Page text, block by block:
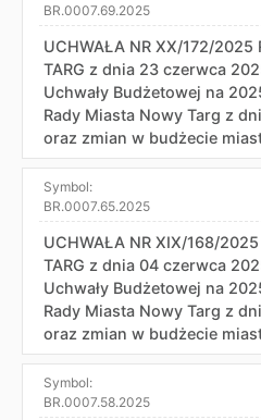
BR.0007.69.2025
UCHWAŁA NR XX/172/2025
TARG z dnia 23 czerwca
Uchwały Budżetowej na
Rady Miasta Nowy Targ z
oraz zmian w budżecie
Symbol:
BR.0007.65.2025
UCHWAŁA NR XIX/168/
TARG z dnia 04 czerwca
Uchwały Budżetowej na
Rady Miasta Nowy Targ z
oraz zmian w budżecie
Symbol:
BR.0007.58.2025